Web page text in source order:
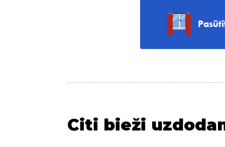
Citi bieži